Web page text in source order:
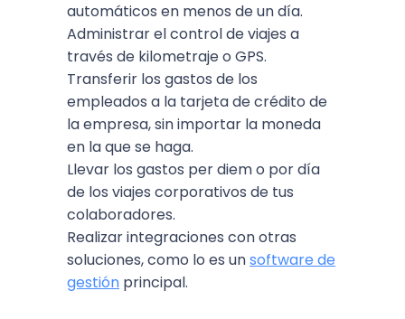
automáticos en menos de un día.
Administrar el control de viajes a
través de kilometraje o GPS.
Transferir los gastos de los
empleados a la tarjeta de crédito de
la empresa, sin importar la moneda
en la que se haga.
Llevar los gastos per diem o por día
de los viajes corporativos de tus
colaboradores.
Realizar integraciones con otras
soluciones, como lo es unsoftware de
gestión principal.